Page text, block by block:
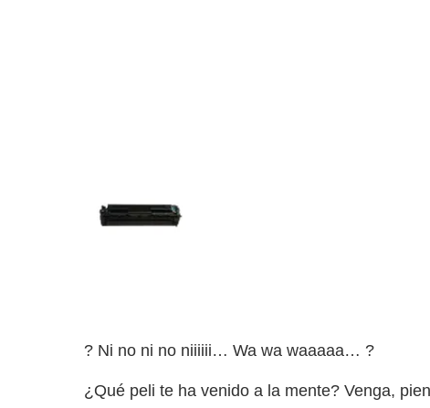
? Ni no ni no niiiiii… Wa wa waaaaa… ?
¿Qué peli te ha venido a la mente? Venga,